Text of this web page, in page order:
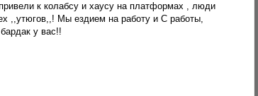
к колабсу и хаусу на платформах , люди
,,утюгов,,! Мы ездием на работу и С работы,
у вас!!